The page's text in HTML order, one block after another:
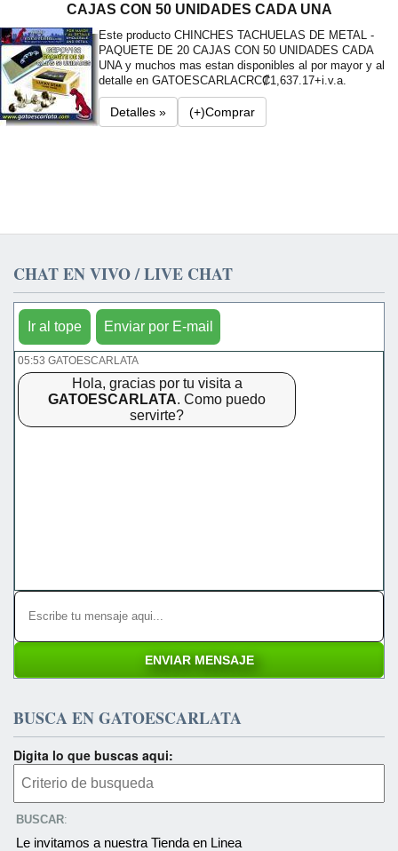
CAJAS CON 50 UNIDADES CADA UNA
Este producto CHINCHES TACHUELAS DE METAL -
PAQUETE DE 20 CAJAS CON 50 UNIDADES CADA
UNA y muchos mas estan disponibles al por mayor y al
detalle en GATOESCARLACRC₡1,637.17+i.v.a.
Detalles » (+)Comprar
CHAT EN VIVO / LIVE CHAT
Ir al tope Enviar por E-mail
05:53 GATOESCARLATA
Hola, gracias por tu visita a
GATOESCARLATA. Como puedo
servirte?
BUSCA EN GATOESCARLATA
Digita lo que buscas aqui:
BUSCAR:
Le invitamos a nuestra Tienda en Linea